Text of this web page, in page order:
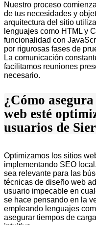
Nuestro proceso
de tus necesidades y
arquitectura del sitio
lenguajes como HTML y
funcionalidad con
por rigurosas fases de
La comunicación
facilitamos reuniones
necesario.
¿Cómo
web esté
usuarios de
Optimizamos los sitios
implementando SEO
sea relevante para las
técnicas de diseño web
usuario impecable en
se hace pensando en la
empleando lenguajes
asegurar tiempos de